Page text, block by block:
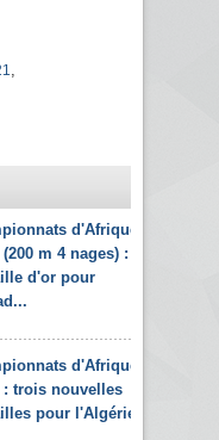
d'Afrique
m 4 nages) :
d'or pour
d'Afrique
: trois nouvelles
pour l'Algérie